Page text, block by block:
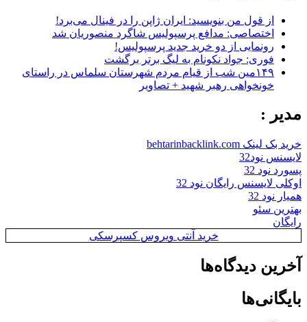
از قول من بنویسید: ایران ژاپن را در فینال می‌برد!
اختصاصی: مدافع پرسپولیس شاگرد منصوریان شد
رونمایی از دو خرید جدید پرسپولیس!
فوری: جواد نکونام به لیگ برتر برگشت
۱۴۹مین شب از قیام مردم شهرستان سلماس در راستای
خونخواهی رهبر شهید + تصاویر
مدیر :
خرید بک لینک behtarinbacklink.com
لایسنس نود32
پسورد نود 32
اوکلی لایسنس رایگان نود 32
همیار نود 32
بهترین سئو
رایگان
خرید آنتی ویروس کسپرسکی
آخرین دیدگاه‌ها
بایگانی‌ها